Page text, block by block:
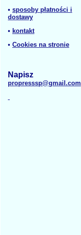
• sposoby płatności i
dostawy
• kontakt
• Cookies na stronie
Napisz
propresssp@gmail.com